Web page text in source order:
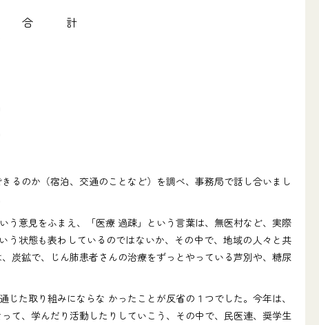
合 計
るのか（宿泊、交通のことなど）を調べ、事務局で話し合いまし
う意見をふまえ、「医療 過疎」という言葉は、無医村など、実際
状態も表わしているのではないか、その中で、地域の人々と共
炭鉱で、じん肺患者さんの治療をずっとやっている芦別や、糖尿
た取り組みにならな かったことが反省の１つでした。今年は、
て、学んだり活動したりしていこう、その中で、民医連、奨学生